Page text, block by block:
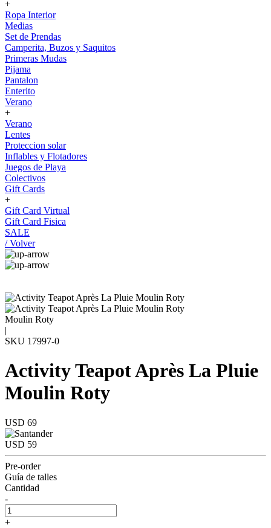
+
Ropa Interior
Medias
Set de Prendas
Camperita, Buzos y Saquitos
Primeras Mudas
Pijama
Pantalon
Enterito
Verano
+
Verano
Lentes
Proteccion solar
Inflables y Flotadores
Juegos de Playa
Colectivos
Gift Cards
+
Gift Card Virtual
Gift Card Fisica
SALE
/ Volver
Moulin Roty
|
SKU 17997-0
Activity Teapot Après La Pluie
Moulin Roty
USD 69
USD 59
Pre-order
Guía de talles
Cantidad
-
+